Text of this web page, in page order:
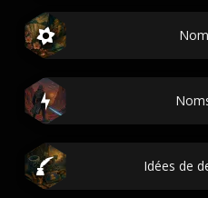
Idées de